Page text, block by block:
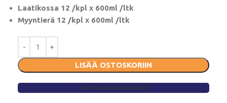
Laatikossa 12 /kpl x 600ml /ltk
Myyntierä 12 /kpl x 600ml /ltk
LISÄÄ OSTOSKORIIN
TÄYTÄ LAINAHAKEMUS